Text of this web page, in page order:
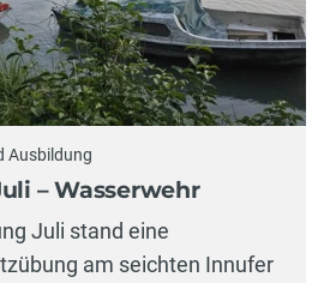
Ausbildung
– Wasserwehr
Juli stand eine
am seichten Innufer